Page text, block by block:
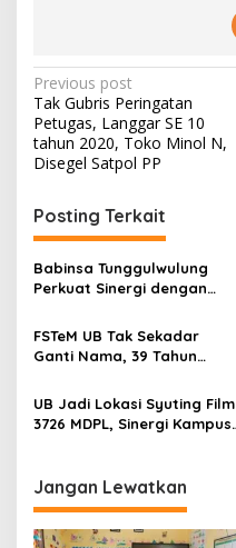
P
o
s
t
n
a
v
i
g
a
t
i
n
Previous post
Tak Gubris Peringatan
Petugas, Langgar SE 10
tahun 2020, Toko Minol N,
Disegel Satpol PP
Posting Terkait
Babinsa Tunggulwulung
Perkuat Sinergi dengan
Aman dan Kondusif
FSTeM UB Tak Sekadar
Ganti Nama, 39 Tahun
Trendsetter Sains dan
Teknologi
UB Jadi Lokasi Syuting Film
3726 MDPL, Sinergi Kampus
Nyata bagi Mahasiswa
Jangan Lewatkan